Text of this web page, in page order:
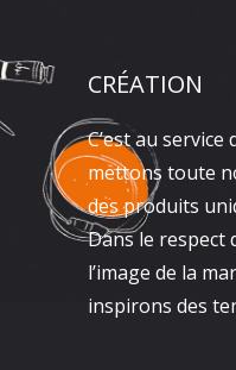
CRÉATION
C’est au
mettons toute
des produits
Dans le respect
l’image de la
inspirons des